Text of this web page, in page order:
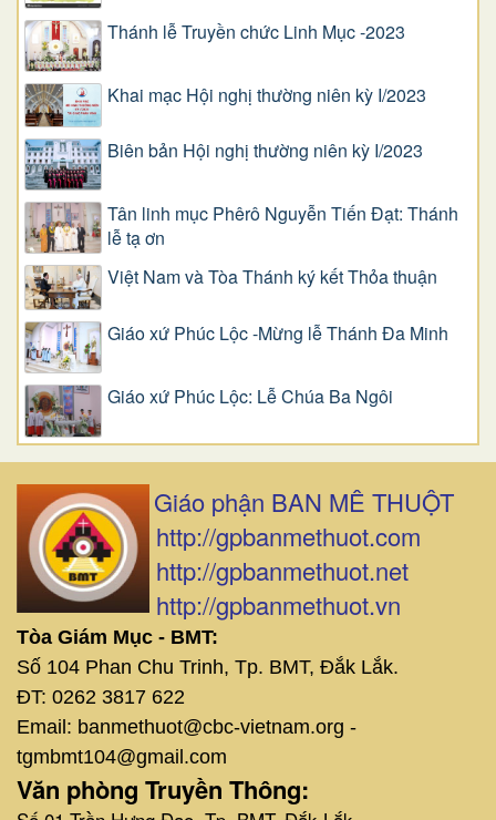
Thánh lễ Truyền chức Linh Mục -2023
Khai mạc Hội nghị thường niên kỳ I/2023
Biên bản Hội nghị thường niên kỳ I/2023
Tân linh mục Phêrô Nguyễn Tiến Đạt: Thánh
lễ tạ ơn
Việt Nam và Tòa Thánh ký kết Thỏa thuận
Giáo xứ Phúc Lộc -Mừng lễ Thánh Đa Minh
Giáo xứ Phúc Lộc: Lễ Chúa Ba Ngôi
Giáo phận BAN MÊ THUỘT
http://gpbanmethuot.com
http://gpbanmethuot.net
http://gpbanmethuot.vn
Tòa Giám Mục - BMT:
Số 104 Phan Chu Trinh, Tp. BMT, Đắk Lắk.
ĐT: 0262 3817 622
Email: banmethuot@cbc-vietnam.org -
tgmbmt104@gmail.com
Văn phòng Truyền Thông: